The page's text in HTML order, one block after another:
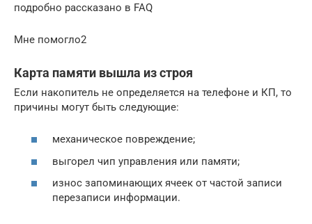
подробно рассказано в FAQ
Мне помогло2
Карта памяти вышла из строя
Если накопитель не определяется на телефоне и КП, то
причины могут быть следующие:
механическое повреждение;
выгорел чип управления или памяти;
износ запоминающих ячеек от частой записи
перезаписи информации.